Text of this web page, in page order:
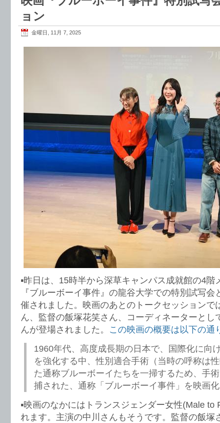
ョン
金曜日, 11月 7, 2025
▪️昨日は、15時半から深草キャンパス成就館の4階
『ブルーボーイ事件』の龍谷大学での特別試写
催されました。映画のあとのトークセッションで
ん、監督の飯塚花笑さん、コーディネーターとし
んが登場されました。 この映画の概要は以下の通
1960年代、高度成長期の日本で、国際化に向
を強化する中、性別適合手術（当時の呼称は
た通称ブルーボーイたちを一掃するため、手
捕された、通称「ブルーボーイ事件」を映画
▪️映画のなかにはトランスジェンダー女性(Male to
れます。主演の中川さんもそうです。監督の飯塚